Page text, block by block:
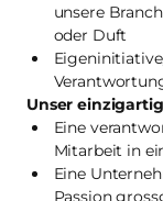
unsere
oder Duft
Unser
Eine
Mitarbeit in
Eine
Passion